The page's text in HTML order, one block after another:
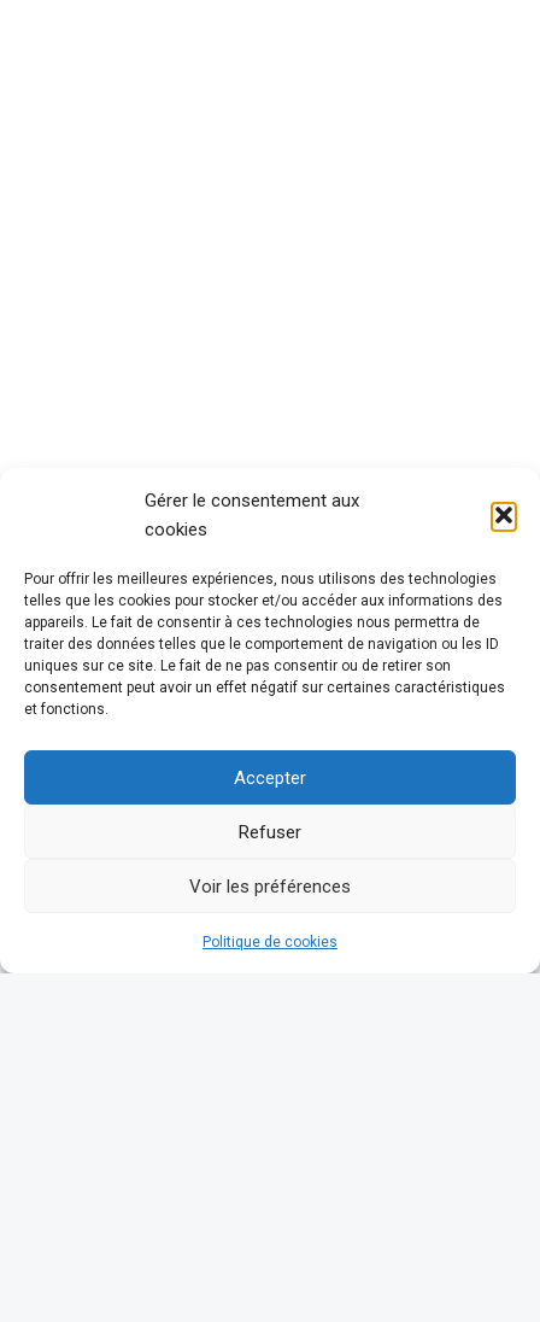
Gérer le consentement aux
cookies
Pour offrir les meilleures expériences, nous utilisons des technologies
telles que les cookies pour stocker et/ou accéder aux informations des
appareils. Le fait de consentir à ces technologies nous permettra de
traiter des données telles que le comportement de navigation ou les ID
uniques sur ce site. Le fait de ne pas consentir ou de retirer son
consentement peut avoir un effet négatif sur certaines caractéristiques
et fonctions.
Accepter
Refuser
Voir les préférences
Politique de cookies